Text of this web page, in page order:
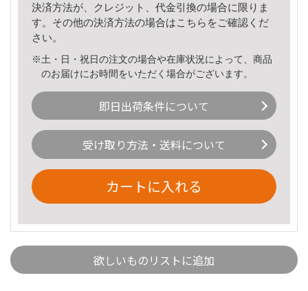
決済方法が、クレジット、代金引換の場合に限りま
す。その他の決済方法の場合はこちら をご確認くだ
さい。
※土・日・祝日の注文の場合や在庫状況によって、商品
のお届けにお時間をいただく場合がございます。
即日出荷条件について
受け取り方法・送料について
カートに入れる
欲しいものリストに追加